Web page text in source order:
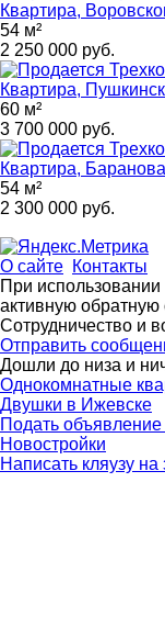
Квартира,
54 м²
2 250 000 руб.
Квартира,
60 м²
3 700 000 руб.
Квартира,
54 м²
2 300 000 руб.
О сайте Контакты
При
активную обратную
Сотрудничество и
Отправить
Дошли до низа и
Однокомнатные
Двушки в Ижевске
Подать
Новостройки
Написать кляузу